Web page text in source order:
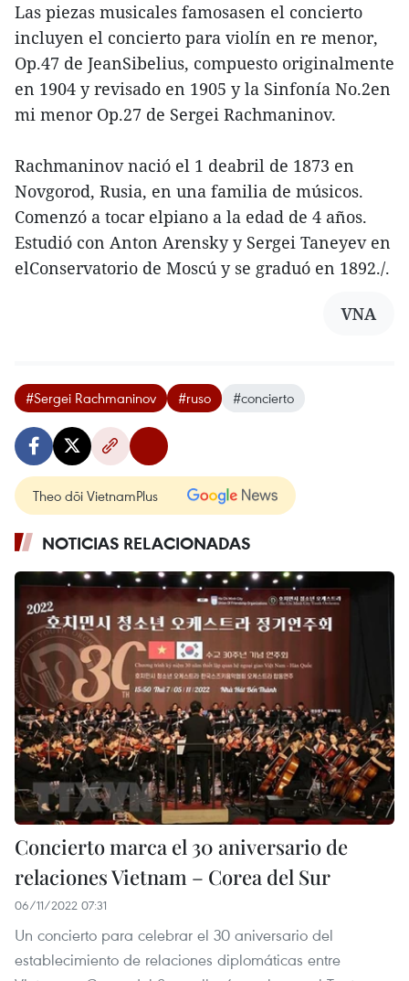
Las piezas musicales famosasen el concierto
incluyen el concierto para violín en re menor,
Op.47 de JeanSibelius, compuesto originalmente
en 1904 y revisado en 1905 y la Sinfonía No.2en
mi menor Op.27 de Sergei Rachmaninov.
Rachmaninov nació el 1 deabril de 1873 en
Novgorod, Rusia, en una familia de músicos.
Comenzó a tocar elpiano a la edad de 4 años.
Estudió con Anton Arensky y Sergei Taneyev en
elConservatorio de Moscú y se graduó en 1892./.
VNA
#Sergei Rachmaninov #ruso #concierto
Theo dõi VietnamPlus
NOTICIAS RELACIONADAS
Concierto marca el 30 aniversario de
relaciones Vietnam – Corea del Sur
06/11/2022 07:31
Un concierto para celebrar el 30 aniversario del
establecimiento de relaciones diplomáticas entre